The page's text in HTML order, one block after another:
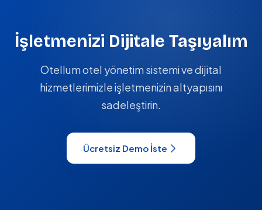
İşletmenizi Dijitale Taşıyalım
Otellum otel yönetim sistemi ve dijital
hizmetlerimizle işletmenizin altyapısını
sadeleştirin.
Ücretsiz Demo İste